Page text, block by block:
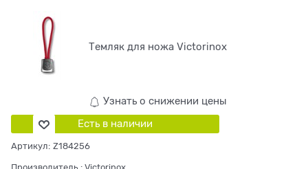
Темляк для ножа Victorinox
Узнать о снижении цены
Есть в наличии
Артикул: Z184256